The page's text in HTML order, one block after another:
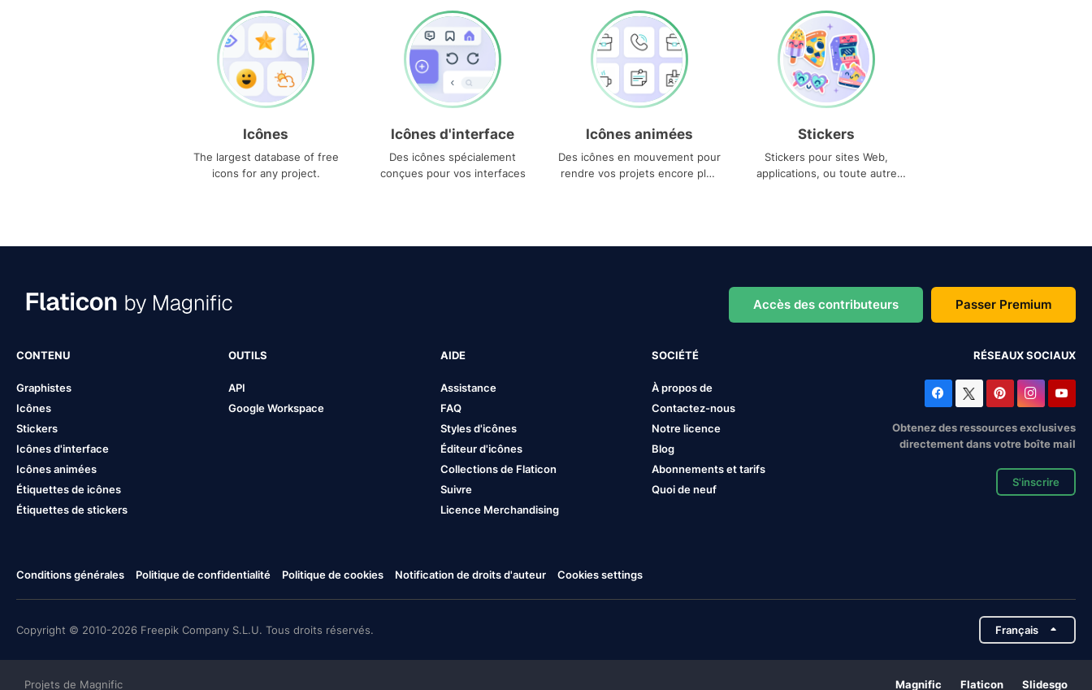
Icônes
The largest database of free
icons for any project.
Icônes d'interface
Des icônes spécialement
conçues pour vos interfaces
Icônes animées
Des icônes en mouvement pour
rendre vos projets encore plus
Stickers
Stickers pour sites Web,
applications, ou toute autre
Accès des contributeurs Passer Premium
CONTENU
Graphistes
Icônes
Stickers
Icônes d'interface
Icônes animées
Étiquettes de icônes
Étiquettes de stickers
OUTILS
API
Google Workspace
AIDE
Assistance
FAQ
Styles d'icônes
Éditeur d'icônes
Collections de Flaticon
Suivre
Licence Merchandising
SOCIÉTÉ
À propos de
Contactez-nous
Notre licence
Blog
Abonnements et tarifs
Quoi de neuf
RÉSEAUX SOCIAUX
Obtenez des ressources exclusives
directement dans votre boîte mail
S'inscrire
Conditions générales Politique de confidentialité Politique de cookies Notification de droits d'auteur Cookies settings
Copyright © 2010-2026 Freepik Company S.L.U. Tous droits réservés. Français
Projets de Magnific Magnific Flaticon Slidesgo